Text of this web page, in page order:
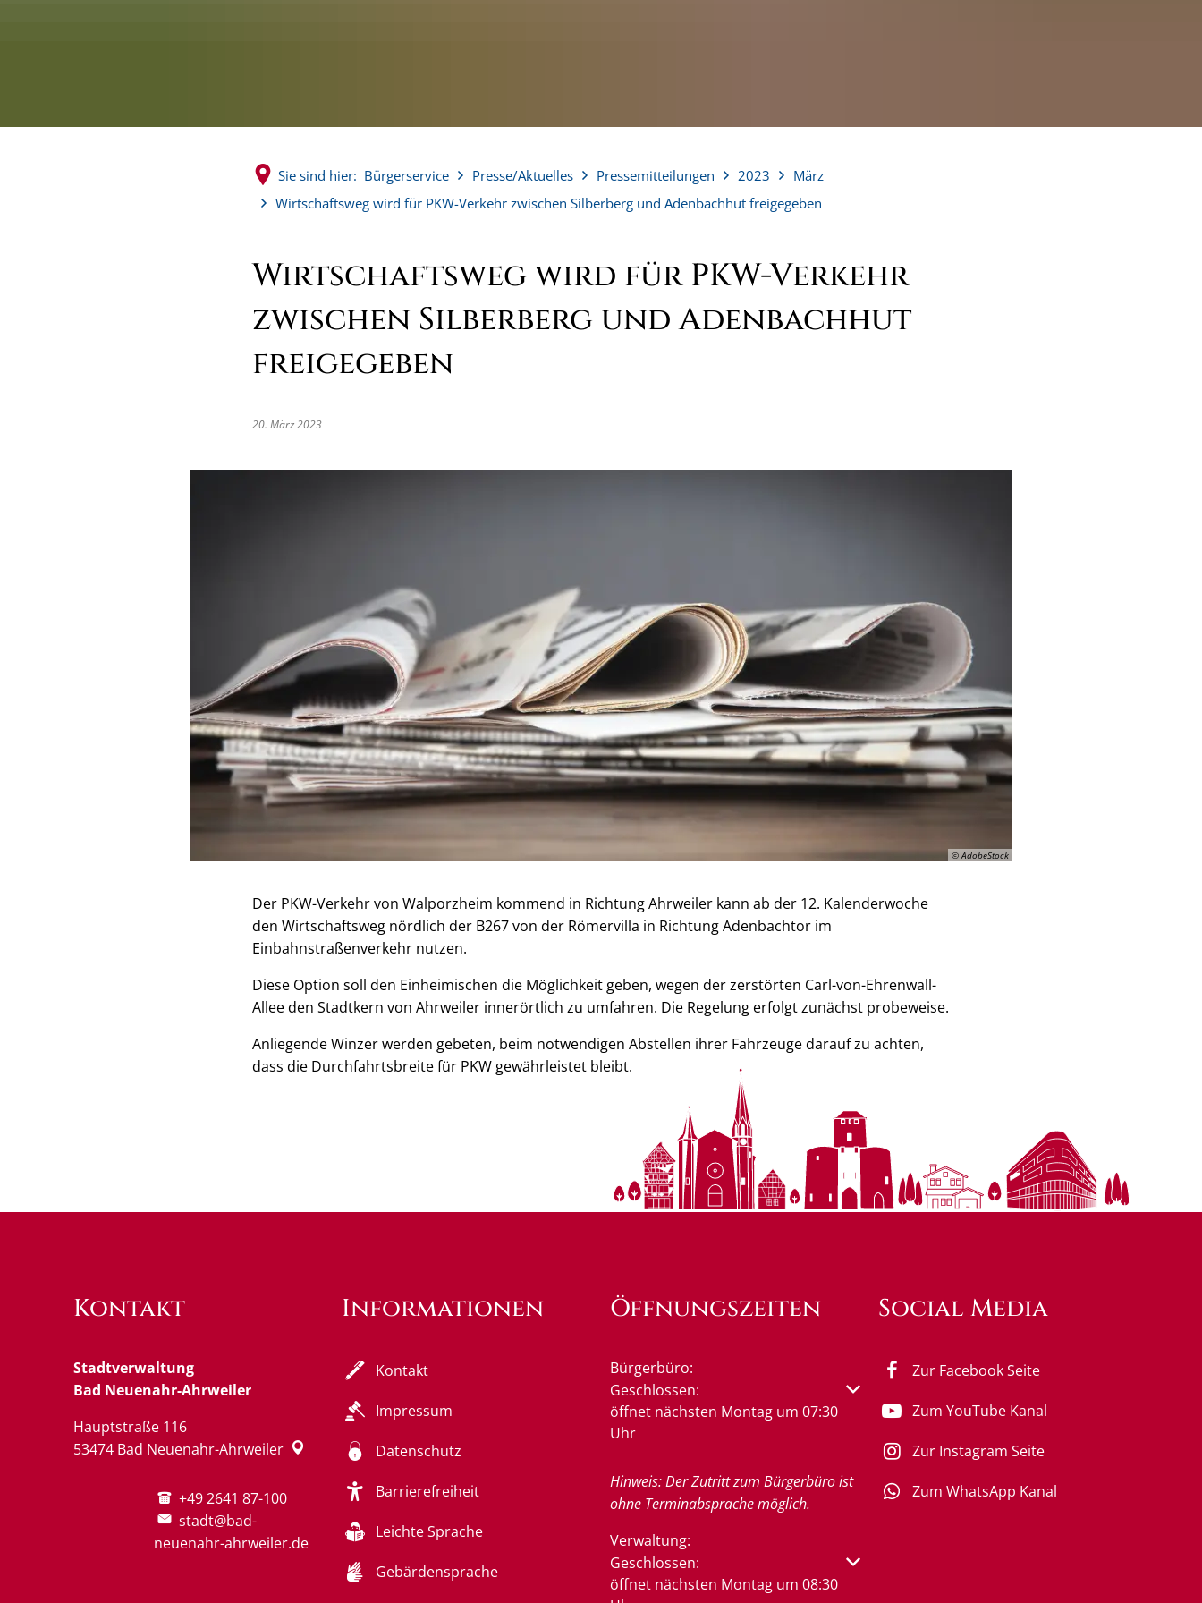
Sie sind hier: Bürgerservice Presse/Aktuelles Pressemitteilungen 2023
März
Wirtschaftsweg wird für PKW-Verkehr zwischen Silberberg und Adenbachhut freigegeben
Wirtschaftsweg wird für PKW-Verkehr
zwischen Silberberg und Adenbachhut
freigegeben
20. März 2023
© AdobeStock
Der PKW-Verkehr von Walporzheim kommend in Richtung Ahrweiler kann ab der 12. Kalenderwoche
den Wirtschaftsweg nördlich der B267 von der Römervilla in Richtung Adenbachtor im
Einbahnstraßenverkehr nutzen.
Diese Option soll den Einheimischen die Möglichkeit geben, wegen der zerstörten Carl-von-Ehrenwall-
Allee den Stadtkern von Ahrweiler innerörtlich zu umfahren. Die Regelung erfolgt zunächst probeweise.
Anliegende Winzer werden gebeten, beim notwendigen Abstellen ihrer Fahrzeuge darauf zu achten,
dass die Durchfahrtsbreite für PKW gewährleistet bleibt.
Kontakt
Stadtverwaltung
Bad Neuenahr-Ahrweiler
Hauptstraße 116
53474 Bad Neuenahr-Ahrweiler
+49 2641 87-100
stadt@bad-
neuenahr-ahrweiler.de
Informationen
Kontakt
Impressum
Datenschutz
Barrierefreiheit
Leichte Sprache
Gebärdensprache
Öffnungszeiten
Bürgerbüro:
Klicken, um weitere Öffnungs- oder Schließzeiten auszublenden
Geschlossen:
öffnet nächsten Montag um 07:30
Uhr
Hinweis: Der Zutritt zum Bürgerbüro ist
ohne Terminabsprache möglich.
Verwaltung:
Klicken, um weitere Öffnungs- oder Schließzeiten auszublenden
Geschlossen:
öffnet nächsten Montag um 08:30
Social Media
Zur Facebook Seite
Zum YouTube Kanal
Zur Instagram Seite
Zum WhatsApp Kanal